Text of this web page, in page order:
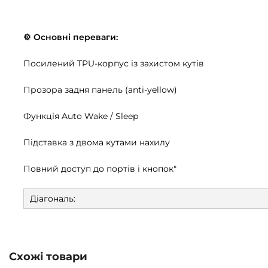
⚙️ Основні переваги:
Посилений TPU-корпус із захистом кутів
Прозора задня панель (anti-yellow)
Функція Auto Wake / Sleep
Підставка з двома кутами нахилу
Повний доступ до портів і кнопок"
Діагональ:
Схожі товари